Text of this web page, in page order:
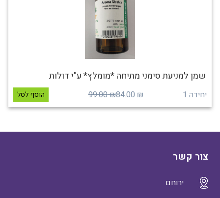
שמן למניעת סימני מתיחה *מומלץ* ע"י דולות
יחידה 1 ₪ 84.00
₪ 99.00 הוסף לסל
צור קשר
ירוחם